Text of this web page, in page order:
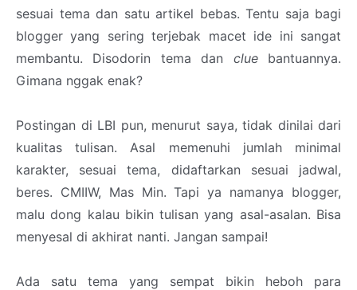
sesuai tema dan satu artikel bebas. Tentu saja bagi
blogger yang sering terjebak macet ide ini sangat
membantu. Disodorin tema dan cluebantuannya.
Gimana nggak enak?
Postingan di LBI pun, menurut saya, tidak dinilai dari
kualitas tulisan. Asal memenuhi jumlah minimal
karakter, sesuai tema, didaftarkan sesuai jadwal,
beres. CMIIW, Mas Min. Tapi ya namanya blogger,
malu dong kalau bikin tulisan yang asal-asalan. Bisa
menyesal di akhirat nanti. Jangan sampai!
Ada satu tema yang sempat bikin heboh para